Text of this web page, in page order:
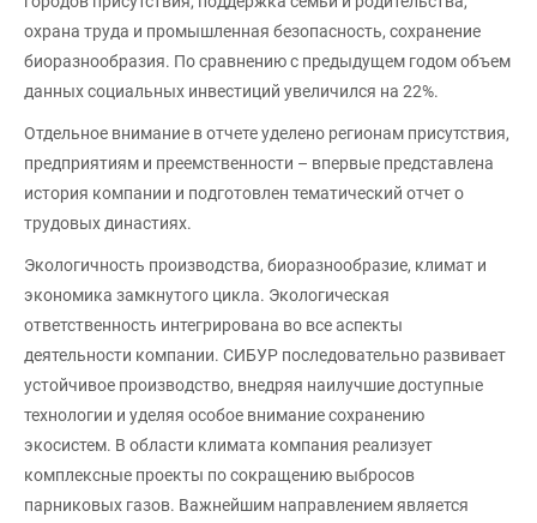
охрана труда и промышленная безопасность, сохранение
биоразнообразия. По сравнению с предыдущем годом объем
данных социальных инвестиций увеличился на 22%.
Отдельное внимание в отчете уделено регионам присутствия,
предприятиям и преемственности – впервые представлена
история компании и подготовлен тематический отчет о
трудовых династиях.
Экологичность производства, биоразнообразие, климат и
экономика замкнутого цикла. Экологическая
ответственность интегрирована во все аспекты
деятельности компании. СИБУР последовательно развивает
устойчивое производство, внедряя наилучшие доступные
технологии и уделяя особое внимание сохранению
экосистем. В области климата компания реализует
комплексные проекты по сокращению выбросов
парниковых газов. Важнейшим направлением является